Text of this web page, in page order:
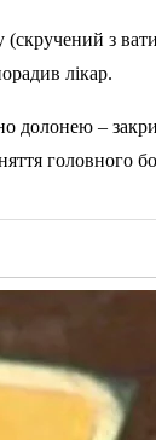
з
лікар.
долонею –
головного